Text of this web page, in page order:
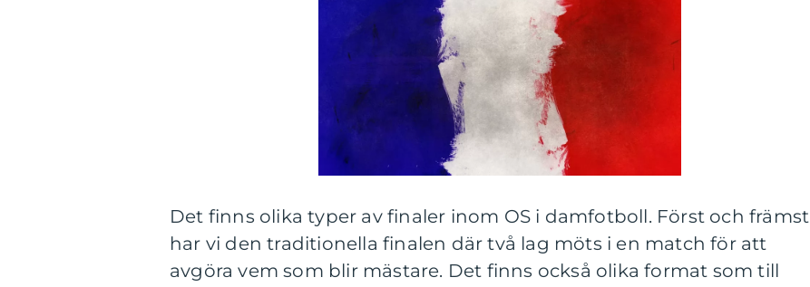
Det finns olika typer av finaler inom OS i damfotboll. Först och främst
har vi den traditionella finalen där två lag möts i en match för att
avgöra vem som blir mästare. Det finns också olika format som till